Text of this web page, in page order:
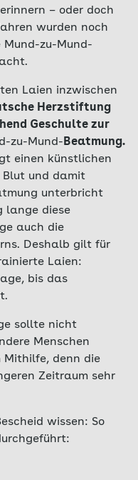
– oder doch
wurden noch
Mund-zu-Mund-
Laien inzwischen
Herzstiftung
Geschulte zur
zu-Mund- Beatmung.
einen künstlichen
und damit
unterbricht
lange diese
auch die
Deshalb gilt für
Laien:
bis das
sollte nicht
Menschen
Mithilfe, denn die
Zeitraum sehr
wissen: So